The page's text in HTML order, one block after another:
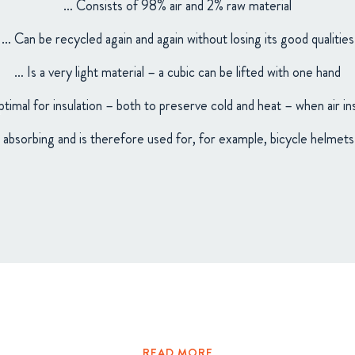
… Consists of 98% air and 2% raw material
… Can be recycled again and again without losing its good qualities
… Is a very light material – a cubic can be lifted with one hand
for insulation – both to preserve cold and heat – when air
and is therefore used for, for example, bicycle helmets